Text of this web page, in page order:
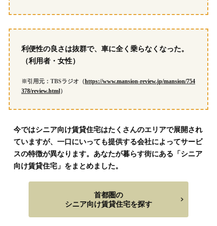
利便性の良さは抜群で、車に全く乗らなくなった。
（利用者・女性）
※引用元：TBSラジオ（https://www.mansion-review.jp/mansion/754
378/review.html）
今ではシニア向け賃貸住宅はたくさんのエリアで展開され
ていますが、一口にいっても提供する会社によってサービ
スの特徴が異なります。あなたが暮らす街にある「シニア
向け賃貸住宅」をまとめました。
首都圏の
シニア向け賃貸住宅を探す